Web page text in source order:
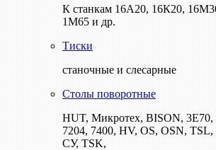
К станкам 16А20, 16К20,
1М65 и др.
Тиски
станочные и слесарные
Столы поворотные
HUT, Микротех, BISON, 3Е70,
7204, 7400, HV, OS, OSN,
СУ, TSK,